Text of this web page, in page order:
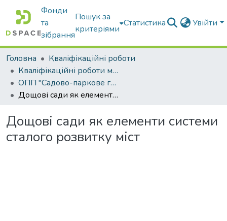
Фонди
та
зібрання
Пошук за
критеріями
Статистика Увійти
Головна
Кваліфікаційні роботи
Кваліфікаційні роботи магістрів
ОПП "Садово-паркове господарство"
Дощові сади як елементи системи сталого розвитку міст
Дощові сади як елементи системи
сталого розвитку міст